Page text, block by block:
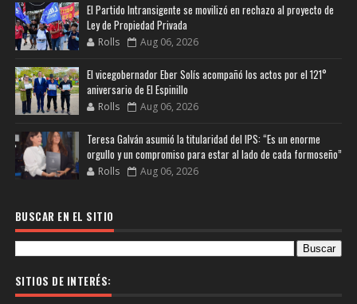
El Partido Intransigente se movilizó en rechazo al proyecto de
Ley de Propiedad Privada
Rolls Aug 06, 2026
El vicegobernador Eber Solís acompañó los actos por el 121°
aniversario de El Espinillo
Rolls Aug 06, 2026
Teresa Galván asumió la titularidad del IPS: “Es un enorme
orgullo y un compromiso para estar al lado de cada formoseño”
Rolls Aug 06, 2026
BUSCAR EN EL SITIO
SITIOS DE INTERÉS: